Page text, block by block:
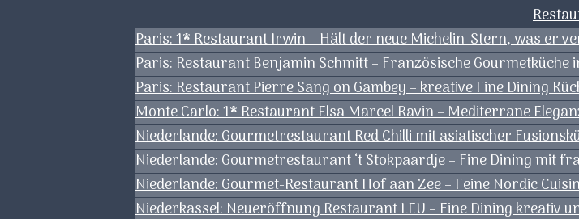
Paris: 1* Restaurant Irwin – Hält der neue Michelin-Stern, was er
Paris: Restaurant Benjamin Schmitt – Französische
Paris: Restaurant Pierre Sang on Gambey – kreative Fine Dining
Monte Carlo: 1* Restaurant Elsa Marcel Ravin – Mediterrane
Niederlande: Gourmetrestaurant Red Chilli mit asiatischer
Niederlande: Gourmetrestaurant ‘t Stokpaardje – Fine Dining mit
Niederlande: Gourmet-Restaurant Hof aan Zee – Feine Nordic
Niederkassel: Neueröffnung Restaurant LEU – Fine Dining kreativ